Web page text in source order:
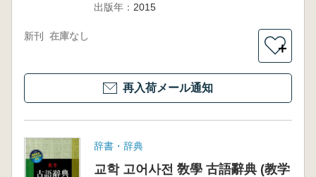
出版年： 2015
新刊 在庫なし
＋
再入荷メール通知
辞書・辞典
교학 고어사전 敎學 古語辭典 (教学